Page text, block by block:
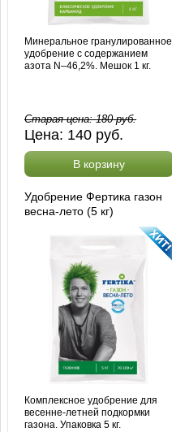
Минеральное гранулированное
удобрение с содержанием
азота N–46,2%. Мешок 1 кг.
Старая цена:180руб.
Цена: 140 руб.
В корзину
Удобрение Фертика газон
весна-лето (5 кг)
Комплексное удобрение для
весенне-летней подкормки
газона. Упаковка 5 кг.